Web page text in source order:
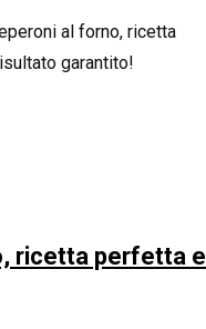
al forno, ricetta
garantito!
ricetta perfetta e